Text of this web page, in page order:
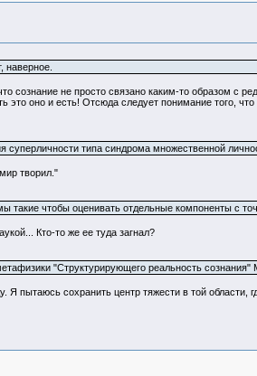
наверное.
сознание не просто связано каким-то образом с
оно и есть! Отсюда следует понимание того, что
суперличности типа синдрома множественной
творил."
чтобы оценивать отдельные компоненты с
Кто-то же ее туда загнал?
"Структурирующего реальность сознания"
пытаюсь сохранить центр тяжести в той области,